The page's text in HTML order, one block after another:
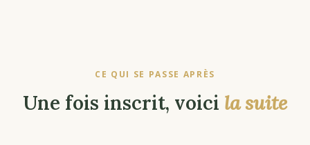
CE QUI SE PASSE APRÈS
Une fois inscrit, voici la suite